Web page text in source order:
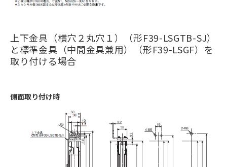
上下金具（横穴２丸穴１）（形F39-LSGTB-SJ）
と標準金具（中間金具兼用）（形F39-LSGF）を
取り付ける場合
側面取り付け時